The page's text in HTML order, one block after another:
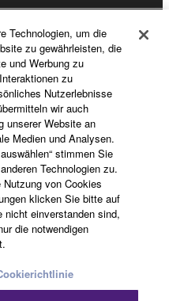
Technologien, um die
zu gewährleisten, die
und Werbung zu
zu
Nutzerlebnisse
wir auch
unserer Website an
Medien und Analysen.
stimmen Sie
Technologien zu.
von Cookies
klicken Sie bitte auf
nicht einverstanden sind,
die notwendigen